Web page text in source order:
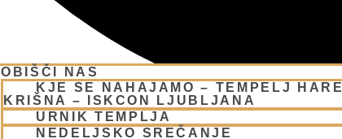
OBIŠČI NAS
KJE SE NAHAJAMO – TEMPELJ HARE
KRIŠNA – ISKCON LJUBLJANA
URNIK TEMPLJA
NEDELJSKO SREČANJE